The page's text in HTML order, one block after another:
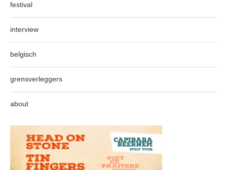
festival
interview
belgisch
grensverleggers
about